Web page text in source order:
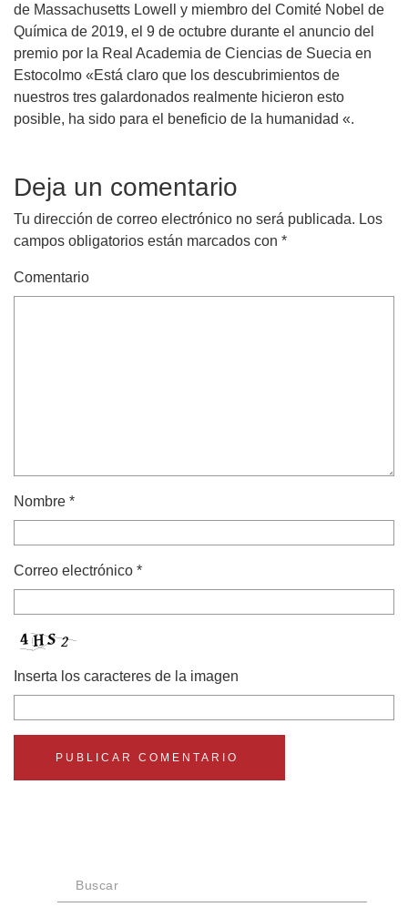
de Massachusetts Lowell y miembro del Comité Nobel de
Química de 2019, el 9 de octubre durante el anuncio del
premio por la Real Academia de Ciencias de Suecia en
Estocolmo «Está claro que los descubrimientos de
nuestros tres galardonados realmente hicieron esto
posible, ha sido para el beneficio de la humanidad «.
Deja un comentario
Tu dirección de correo electrónico no será publicada. Los
campos obligatorios están marcados con *
Comentario
Nombre *
Correo electrónico *
Inserta los caracteres de la imagen
Buscar